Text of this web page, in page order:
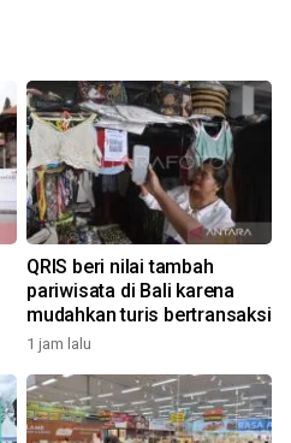
QRIS beri nilai tambah
pariwisata di Bali karena
mudahkan turis bertransaksi
1 jam lalu